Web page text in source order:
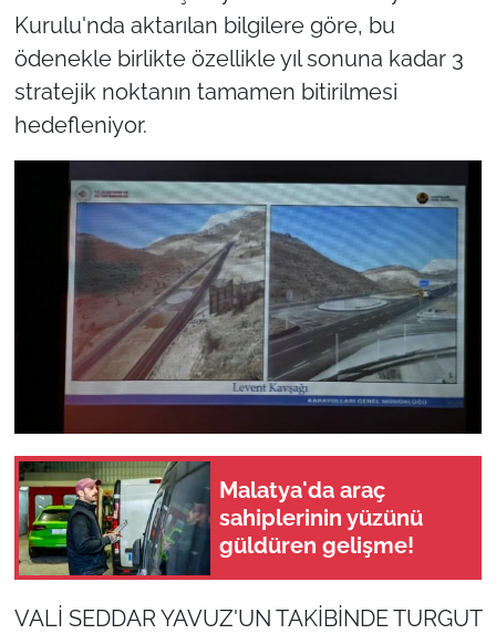
Kurulu'nda aktarılan bilgilere göre, bu
ödenekle birlikte özellikle yıl sonuna kadar 3
stratejik noktanın tamamen bitirilmesi
hedefleniyor.
Malatya'da araç
sahiplerinin yüzünü
güldüren gelişme!
VALİ SEDDAR YAVUZ'UN TAKİBİNDE TURGUT